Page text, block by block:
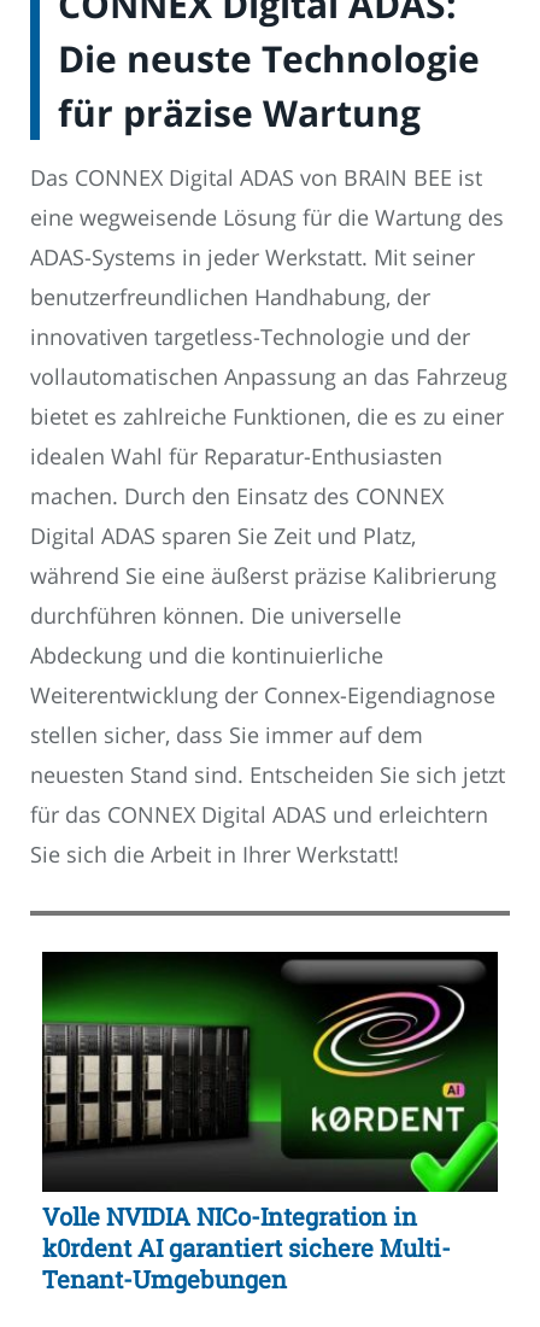
Die neuste Technologie
für präzise Wartung
Das CONNEX Digital ADAS von BRAIN BEE ist
eine wegweisende Lösung für die Wartung des
ADAS-Systems in jeder Werkstatt. Mit seiner
benutzerfreundlichen Handhabung, der
innovativen targetless-Technologie und der
vollautomatischen Anpassung an das Fahrzeug
bietet es zahlreiche Funktionen, die es zu einer
idealen Wahl für Reparatur-Enthusiasten
machen. Durch den Einsatz des CONNEX
Digital ADAS sparen Sie Zeit und Platz,
während Sie eine äußerst präzise Kalibrierung
durchführen können. Die universelle
Abdeckung und die kontinuierliche
Weiterentwicklung der Connex-Eigendiagnose
stellen sicher, dass Sie immer auf dem
neuesten Stand sind. Entscheiden Sie sich jetzt
für das CONNEX Digital ADAS und erleichtern
Sie sich die Arbeit in Ihrer Werkstatt!
Volle NVIDIA NICo-Integration in
k0rdent AI garantiert sichere Multi-
Tenant-Umgebungen